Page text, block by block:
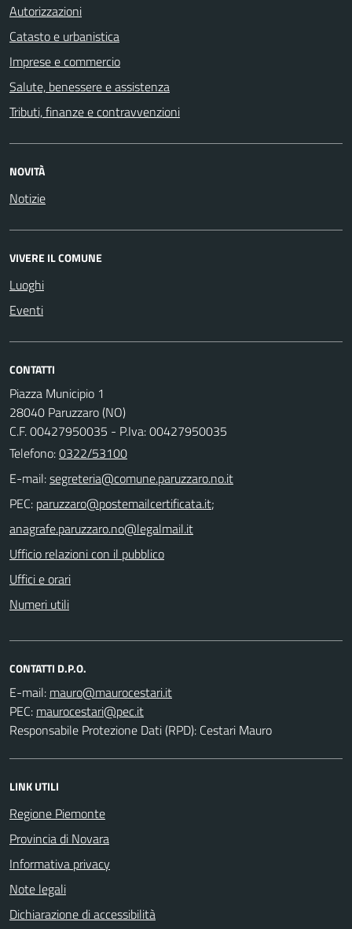
Autorizzazioni
Catasto e urbanistica
Imprese e commercio
Salute, benessere e assistenza
Tributi, finanze e contravvenzioni
NOVITÀ
Notizie
VIVERE IL COMUNE
Luoghi
Eventi
CONTATTI
Piazza Municipio 1
28040 Paruzzaro (NO)
C.F. 00427950035 - P.Iva: 00427950035
Telefono:0322/53100
E-mail:
PEC:
;
Ufficio relazioni con il pubblico
Uffici e orari
Numeri utili
CONTATTI D.P.O.
E-mail:
PEC:
Responsabile Protezione Dati (RPD): Cestari Mauro
LINK UTILI
Regione Piemonte
Provincia di Novara
Informativa privacy
Note legali
Dichiarazione di accessibilità